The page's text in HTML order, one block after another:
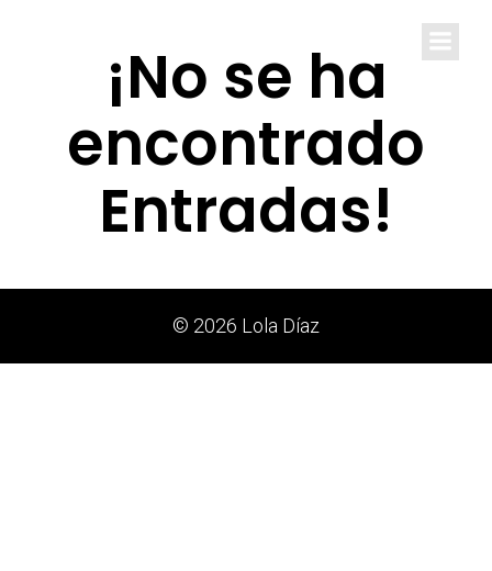
¡No se ha
encontrado
Entradas!
© 2026 Lola Díaz